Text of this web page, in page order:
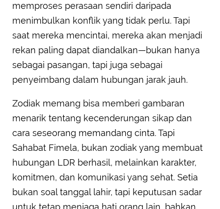
memproses perasaan sendiri daripada
menimbulkan konflik yang tidak perlu. Tapi
saat mereka mencintai, mereka akan menjadi
rekan paling dapat diandalkan—bukan hanya
sebagai pasangan, tapi juga sebagai
penyeimbang dalam hubungan jarak jauh.
Zodiak memang bisa memberi gambaran
menarik tentang kecenderungan sikap dan
cara seseorang memandang cinta. Tapi
Sahabat Fimela, bukan zodiak yang membuat
hubungan LDR berhasil, melainkan karakter,
komitmen, dan komunikasi yang sehat. Setia
bukan soal tanggal lahir, tapi keputusan sadar
untuk tetap menjaga hati orang lain, bahkan